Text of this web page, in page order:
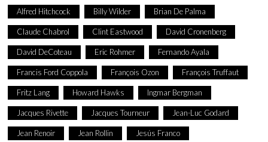
Alfred Hitchcock Billy Wilder Brian De Palma
Claude Chabrol Clint Eastwood David Cronenberg
David DeCoteau Eric Rohmer Fernando Ayala
Francis Ford Coppola François Ozon François Truffaut
Fritz Lang Howard Hawks Ingmar Bergman
Jacques Rivette Jacques Tourneur Jean-Luc Godard
Jean Renoir Jean Rollin Jesús Franco